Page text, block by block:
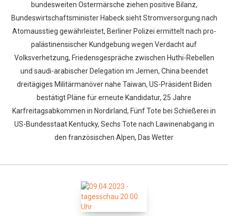
bundesweiten Ostermärsche ziehen positive Bilanz,
Bundeswirtschaftsminister Habeck sieht Stromversorgung nach
Atomausstieg gewährleistet, Berliner Polizei ermittelt nach pro-
palästinensischer Kundgebung wegen Verdacht auf
Volksverhetzung, Friedensgespräche zwischen Huthi-Rebellen
und saudi-arabischer Delegation im Jemen, China beendet
dreitägiges Militärmanöver nahe Taiwan, US-Präsident Biden
bestätigt Pläne für erneute Kandidatur, 25 Jahre
Karfreitagsabkommen in Nordirland, Fünf Tote bei Schießerei in
US-Bundesstaat Kentucky, Sechs Tote nach Lawinenabgang in
den französischen Alpen, Das Wetter